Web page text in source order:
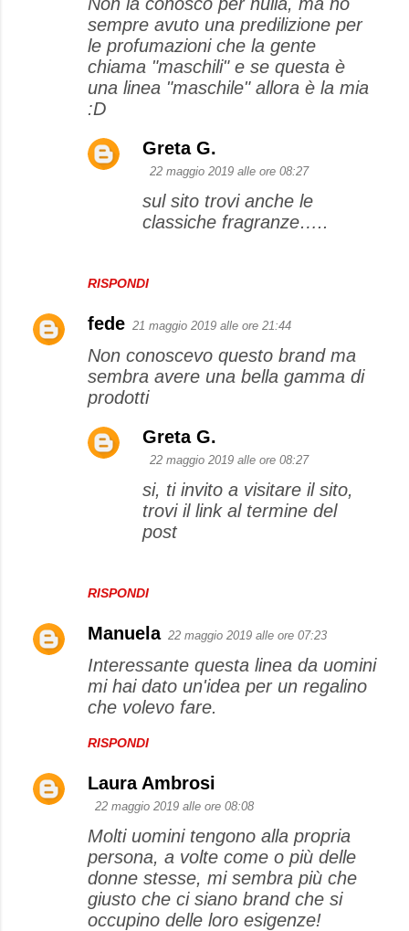
sempre avuto una predilizione per
le profumazioni che la gente
chiama "maschili" e se questa è
una linea "maschile" allora è la mia
:D
RISPONDI
Greta G.
22 maggio 2019 alle ore 08:27
sul sito trovi anche le
classiche fragranze…..
fede 21 maggio 2019 alle ore 21:44
Non conoscevo questo brand ma
sembra avere una bella gamma di
prodotti
RISPONDI
Greta G.
22 maggio 2019 alle ore 08:27
si, ti invito a visitare il sito,
trovi il link al termine del
post
Manuela 22 maggio 2019 alle ore 07:23
Interessante questa linea da uomini
mi hai dato un'idea per un regalino
che volevo fare.
RISPONDI
Laura Ambrosi
22 maggio 2019 alle ore 08:08
Molti uomini tengono alla propria
persona, a volte come o più delle
donne stesse, mi sembra più che
giusto che ci siano brand che si
occupino delle loro esigenze!